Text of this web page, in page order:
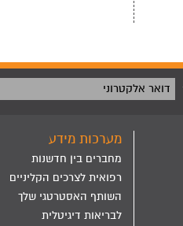
דואר אלקטרוני
מערכות מידע
מחברים בין חדשנות
רפואית לצרכים הקליניים
השותף האסטרטגי שלך
לבריאות דיגיטלית